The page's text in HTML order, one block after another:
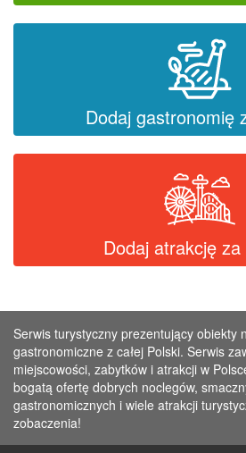
Dodaj gastronomię
Dodaj atrakcję
Serwis turystyczny prezentujący obiekty
gastronomiczne z całej Polski. Serwis
miejscowości, zabytków i atrakcji w
bogatą ofertę dobrych noclegów,
gastronomicznych i wiele atrakcji
zobaczenia!